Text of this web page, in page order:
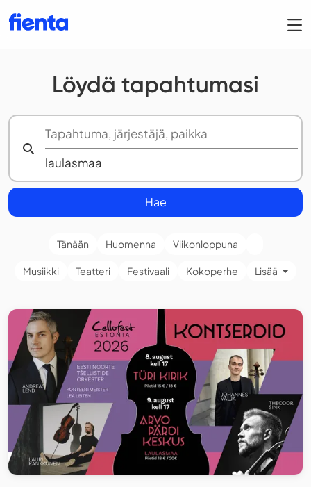
Löydä tapahtumasi
Hae
Tänään Huomenna Viikonloppuna
Musiikki Teatteri Festivaali Kokoperhe Lisää